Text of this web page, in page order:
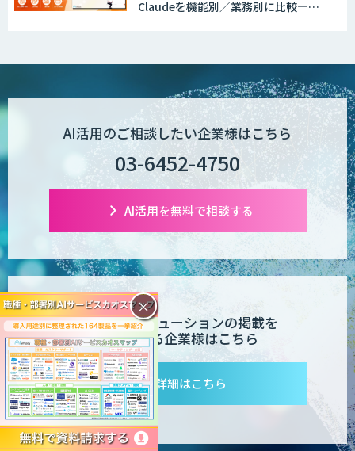
Claudeを機能別／業務別に比較―自
AI活用のご相談したい企業様はこちら
03-6452-4750
AI活用を無料で相談する
AI製品・ソリューションの掲載を
希望される企業様はこちら
詳細はこちら
×